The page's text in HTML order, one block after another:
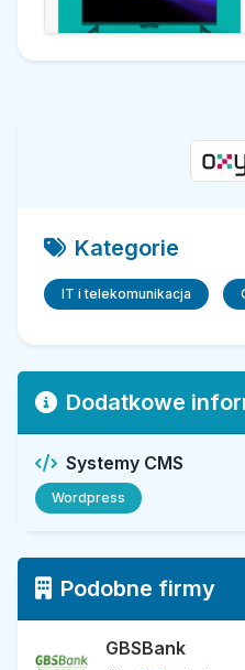
Kategorie
IT i telekomunikacja
Dodatkowe
Systemy CMS
Wordpress
Podobne firmy
GBSBank